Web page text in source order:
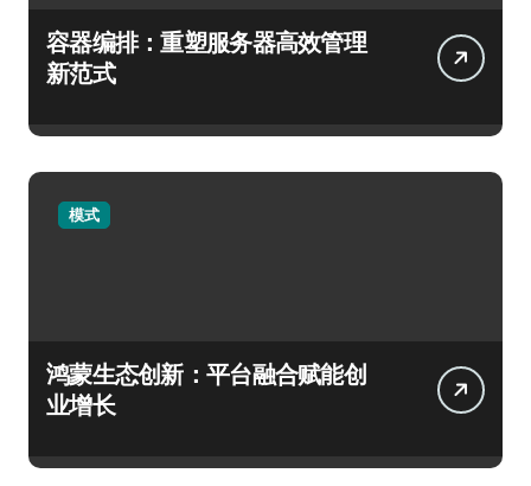
容器编排：重塑服务器高效管理
新范式
模式
鸿蒙生态创新：平台融合赋能创
业增长